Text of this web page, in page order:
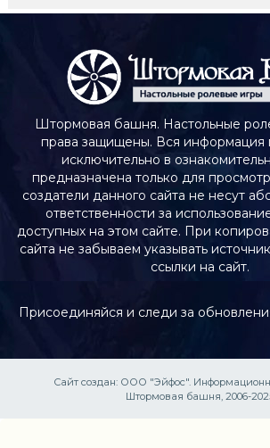
Штормовая башня. Настольные
права защищены. Вся информация
исключительно в
предназначена только для
создатели данного сайта не несут
ответственности за
доступных на этом сайте. При
сайта не забываем указывать
ссылки на сайт.
Присоединяйся и следи за
Сайт создан: ООО "Эйфос".
Штормовая башня, 2006-